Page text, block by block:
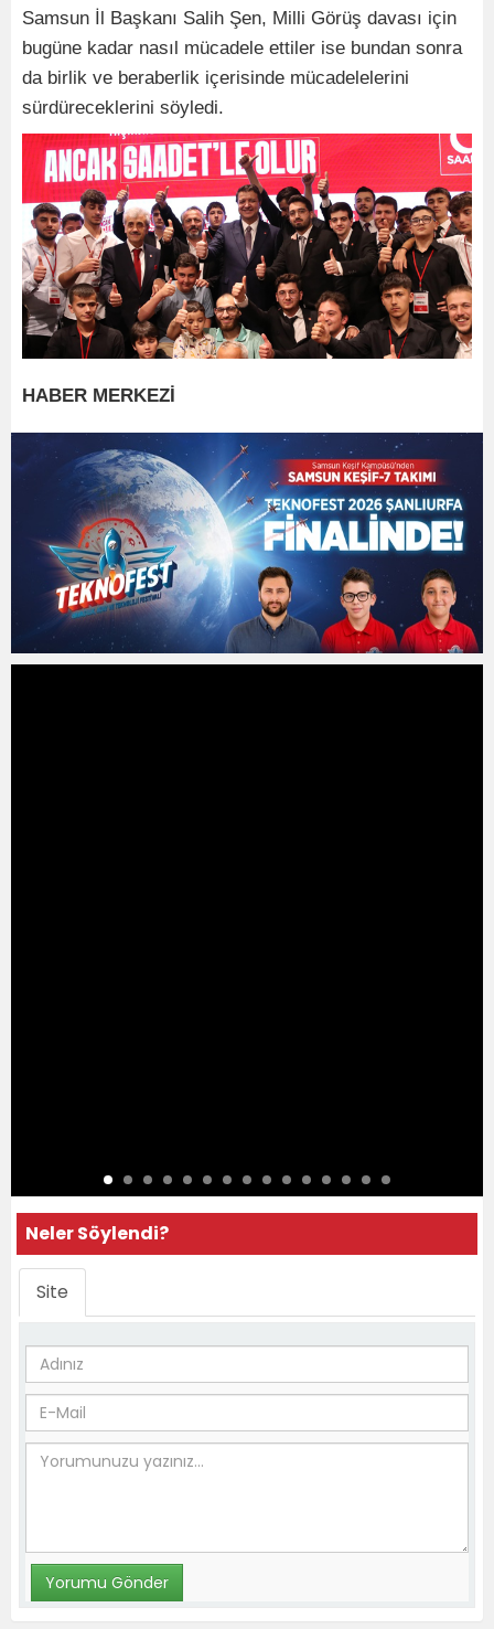
Samsun İl Başkanı Salih Şen, Milli Görüş davası için
bugüne kadar nasıl mücadele ettiler ise bundan sonra
da birlik ve beraberlik içerisinde mücadelelerini
sürdüreceklerini söyledi.
HABER MERKEZİ
Neler Söylendi?
Site